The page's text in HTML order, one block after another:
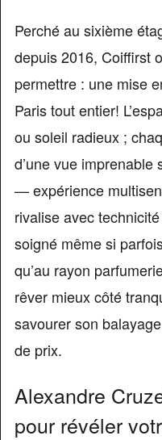
Perché au sixième
depuis 2016, Coiffirst
permettre : une mise
Paris tout entier!
ou soleil radieux ;
d’une vue
— expérience
rivalise avec
soigné même si
qu’au rayon
rêver mieux côté
savourer son
de prix.
Alexandre
pour révéler